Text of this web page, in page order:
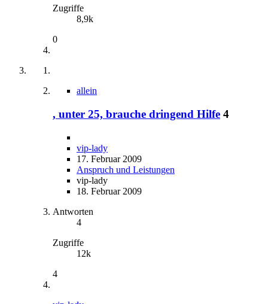
Zugriffe
8,9k
0
allein
, unter 25, brauche dringend Hilfe 4
vip-lady
17. Februar 2009
Anspruch und Leistungen
vip-lady
18. Februar 2009
Antworten
4
Zugriffe
12k
4